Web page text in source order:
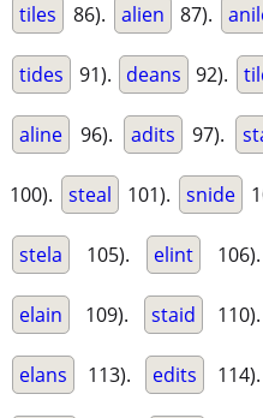
tiles 86). alien 87).
tides 91). deans 92).
aline 96). adits 97).
100). steal 101). snide
stela 105). elint 106).
elain 109). staid 110).
elans 113). edits 114).